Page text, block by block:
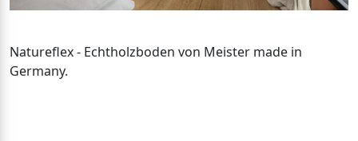
Natureflex - Echtholzboden von Meister made in
Germany.